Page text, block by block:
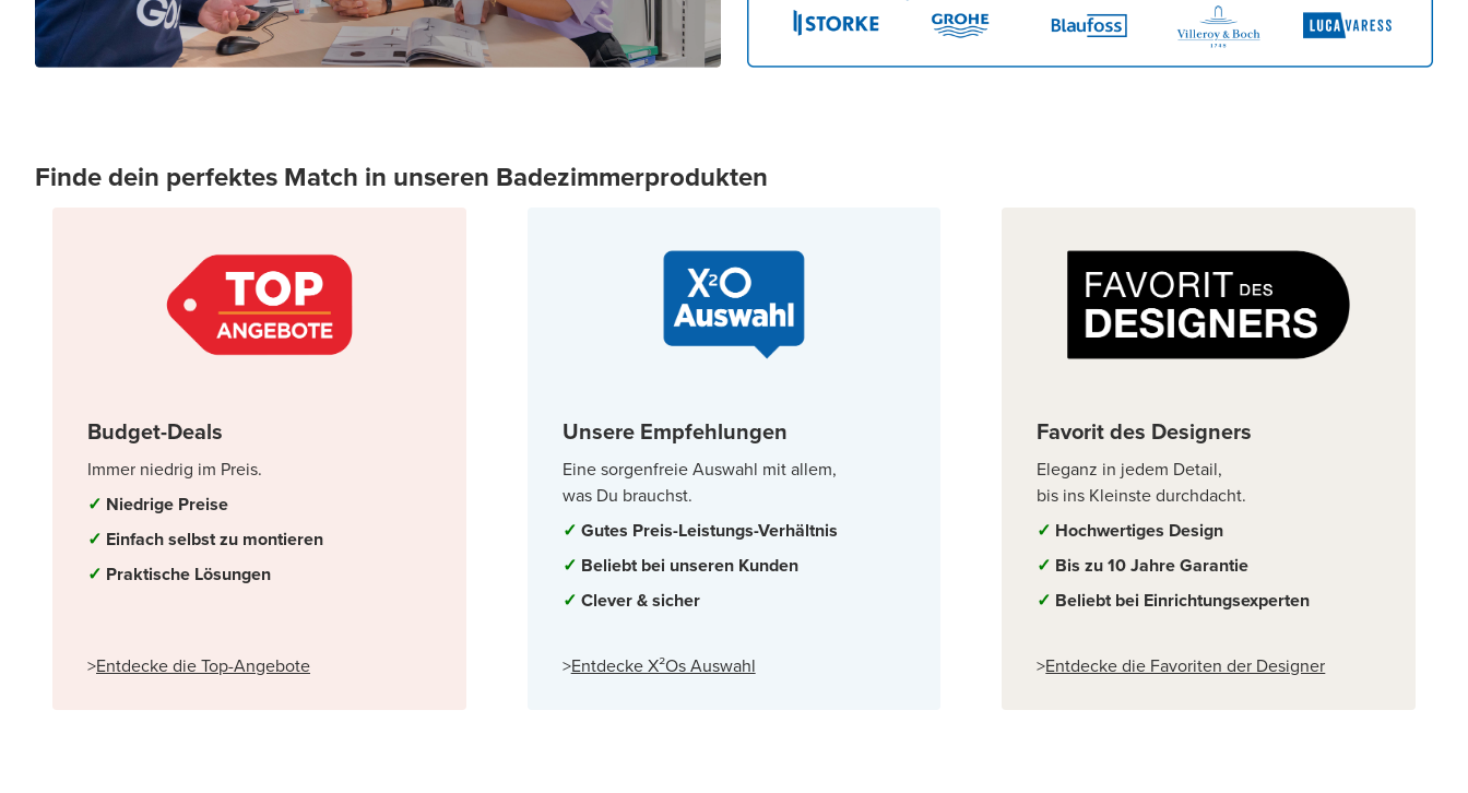
Finde dein perfektes Match in unseren Badezimmerprodukten
Budget-Deals
Immer niedrig im Preis.
✓ Niedrige Preise
✓ Einfach selbst zu montieren
✓ Praktische Lösungen
>Entdecke die Top-Angebote
Unsere Empfehlungen
Eine sorgenfreie Auswahl mit allem,
was Du brauchst.
✓ Gutes Preis-Leistungs-Verhältnis
✓ Beliebt bei unseren Kunden
✓ Clever & sicher
>Entdecke X²Os Auswahl
Favorit des Designers
Eleganz in jedem Detail,
bis ins Kleinste durchdacht.
✓ Hochwertiges Design
✓ Bis zu 10 Jahre Garantie
✓ Beliebt bei Einrichtungsexperten
>Entdecke die Favoriten der Designer